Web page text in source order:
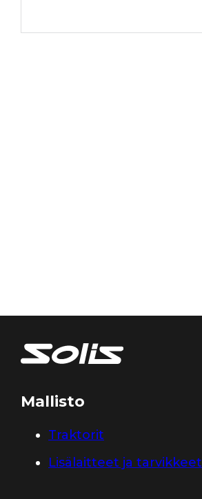
Mallisto
Traktorit
Lisälaitteet ja tarvikkeet